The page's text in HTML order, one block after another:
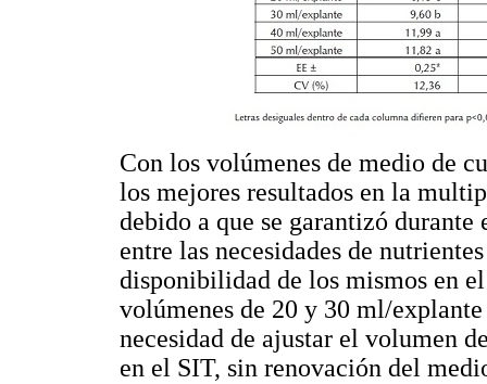
Con los volúmenes de medio de
los mejores resultados en la
debido a que se garantizó
entre las necesidades de
disponibilidad de los mismos en
volúmenes de 20 y 30 ml/
necesidad de ajustar el volumen
en el SIT, sin renovación del